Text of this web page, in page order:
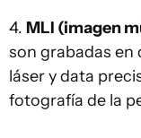
4. MLI (imagen
son grabadas
láser y data
fotografía de la